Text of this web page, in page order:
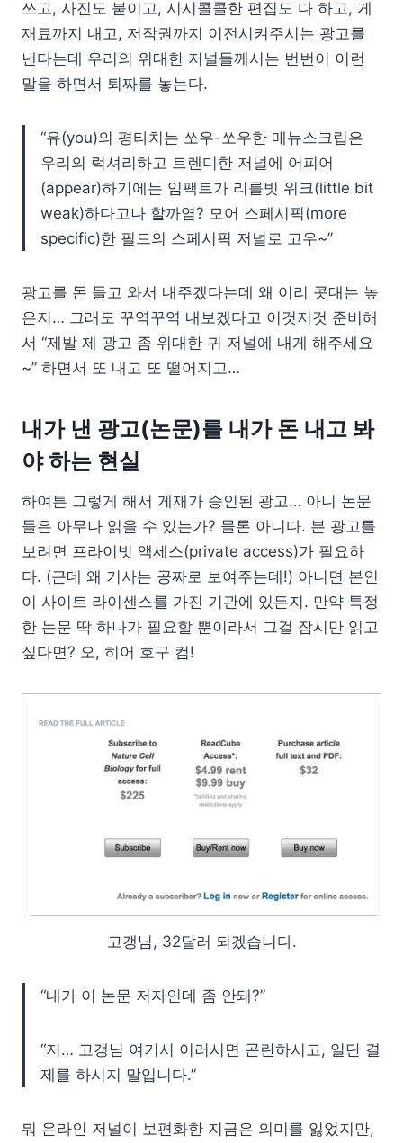
쓰고, 사진도 붙이고, 시시콜콜한 편집도 다 하고, 게
재료까지 내고, 저작권까지 이전시켜주시는 광고를
낸다는데 우리의 위대한 저널들께서는 번번이 이런
말을 하면서 퇴짜를 놓는다.
“유(you)의 평타치는 쏘우-쏘우한 매뉴스크립은
우리의 럭셔리하고 트렌디한 저널에 어피어
(appear)하기에는 임팩트가 리를빗 위크(little bit
weak)하다고나 할까염? 모어 스페시픽(more
specific)한 필드의 스페시픽 저널로 고우~”
광고를 돈 들고 와서 내주겠다는데 왜 이리 콧대는 높
은지… 그래도 꾸역꾸역 내보겠다고 이것저것 준비해
서 “제발 제 광고 좀 위대한 귀 저널에 내게 해주세요
~” 하면서 또 내고 또 떨어지고…
내가 낸 광고(논문)를 내가 돈 내고 봐
야 하는 현실
하여튼 그렇게 해서 게재가 승인된 광고… 아니 논문
들은 아무나 읽을 수 있는가? 물론 아니다. 본 광고를
보려면 프라이빗 액세스(private access)가 필요하
다. (근데 왜 기사는 공짜로 보여주는데!) 아니면 본인
이 사이트 라이센스를 가진 기관에 있든지. 만약 특정
한 논문 딱 하나가 필요할 뿐이라서 그걸 잠시만 읽고
싶다면? 오, 히어 호구 컴!
고갱님, 32달러 되겠습니다.
“내가 이 논문 저자인데 좀 안돼?”
“저… 고갱님 여기서 이러시면 곤란하시고, 일단 결
제를 하시지 말입니다.”
뭐 온라인 저널이 보편화한 지금은 의미를 잃었지만,